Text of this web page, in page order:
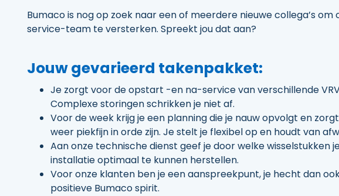
Bumaco is nog op zoek naar een of meerdere nieuwe collega’s om
service-team te versterken. Spreekt jou dat aan?
Jouw gevarieerd takenpakket:
Je zorgt voor de opstart -en na-service van verschillende
Complexe storingen schrikken je niet af.
Voor de week krijg je een planning die je nauw opvolgt en
weer piekfijn in orde zijn. Je stelt je flexibel op en houdt van
Aan onze technische dienst geef je door welke wisselstukken
installatie optimaal te kunnen herstellen.
Voor onze klanten ben je een aanspreekpunt, je hecht dan
positieve Bumaco spirit.